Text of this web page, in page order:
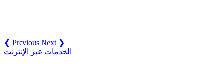
❮ Previous Next ❯
الخدمات عبر الإنترنت